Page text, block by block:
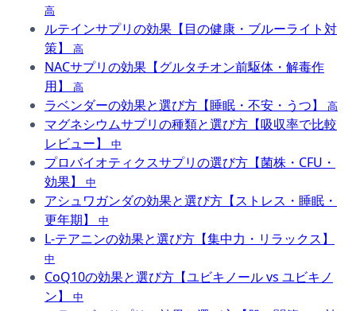
高
ルテインサプリの効果【目の健康・ブルーライト対
策】
高
NACサプリの効果【グルタチオン前駆体・解毒作
用】
高
ラベンダーの効果と選び方【睡眠・不安・うつ】 高
マグネシウムサプリの種類と選び方【吸収率で比較
レビュー】
中
プロバイオティクスサプリの選び方【菌株・CFU・
効果】
中
アシュワガンダの効果と選び方【ストレス・睡眠・
更年期】
中
L-テアニンの効果と選び方【集中力・リラックス】
中
CoQ10の効果と選び方【ユビキノール vs ユビキノ
ン】
中